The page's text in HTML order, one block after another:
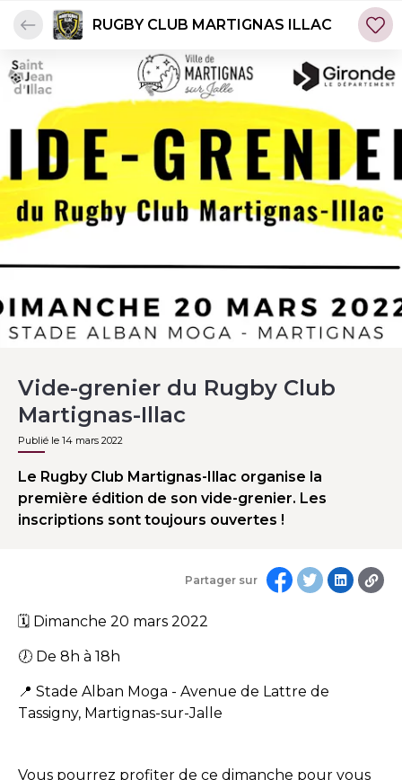
RUGBY CLUB MARTIGNAS ILLAC
Vide-grenier du Rugby Club
Martignas-Illac
Publié le 14 mars 2022
Partager sur
Le Rugby Club Martignas-Illac organise la
première édition de son vide-grenier. Les
inscriptions sont toujours ouvertes !
🗓 Dimanche 20 mars 2022
🕖 De 8h à 18h
📍 Stade Alban Moga - Avenue de Lattre de
Tassigny, Martignas-sur-Jalle
Vous pourrez profiter de ce dimanche pour vous